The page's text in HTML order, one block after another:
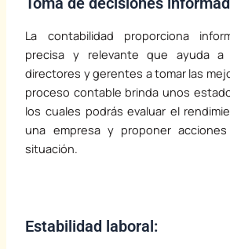
s
:
/
/
w
w
w
g
La contabilidad proporciona
precisa y relevante que ayuda a
directores y gerentes a tomar las
proceso contable brinda unos
los cuales podrás evaluar el
una empresa y proponer
situación.
Estabilidad laboral: